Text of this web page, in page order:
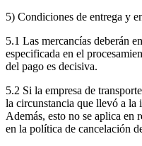
5) Condiciones de entrega y
5.1 Las mercancías deberán
especificada en el
del pago es decisiva.
5.2 Si la empresa de
la circunstancia que llevó a la
Además, esto no se aplica en
en la política de cancelación